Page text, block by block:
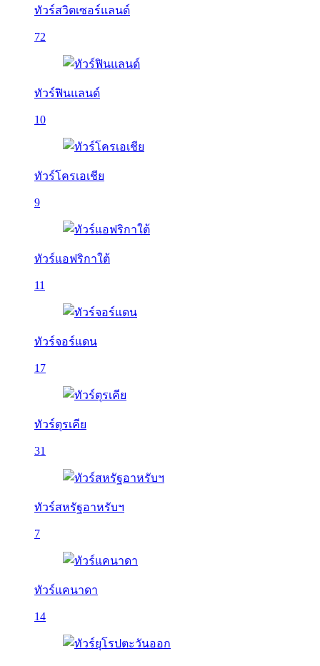
ทัวร์สวิตเซอร์แลนด์
72
ทัวร์ฟินแลนด์
10
ทัวร์โครเอเชีย
9
ทัวร์แอฟริกาใต้
11
ทัวร์จอร์แดน
17
ทัวร์ตุรเคีย
31
ทัวร์สหรัฐอาหรับฯ
7
ทัวร์แคนาดา
14